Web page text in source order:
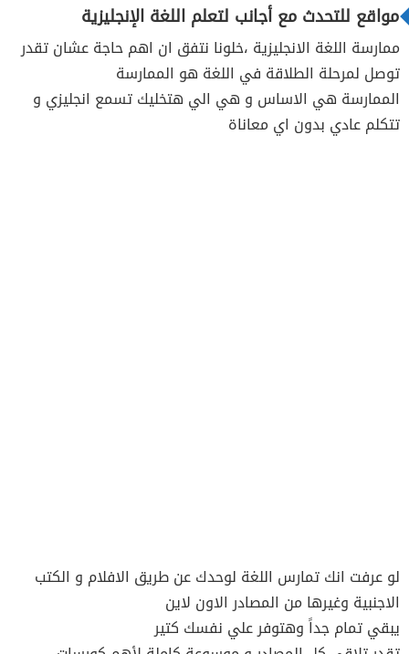
مواقع للتحدث مع أجانب لتعلم اللغة الإنجليزية
ممارسة اللغة الانجليزية ،خلونا نتفق ان اهم حاجة عشان تقدر
توصل لمرحلة الطلاقة في اللغة هو الممارسة
الممارسة هي الاساس و هي الي هتخليك تسمع انجليزي و
تتكلم عادي بدون اي معاناة
لو عرفت انك تمارس اللغة لوحدك عن طريق الافلام و الكتب
الاجنبية وغيرها من المصادر الاون لاين
يبقي تمام جداً وهتوفر علي نفسك كتير